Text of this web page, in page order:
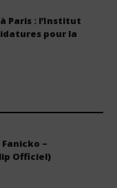
Paris : l’Institut
pour la
–
Officiel)